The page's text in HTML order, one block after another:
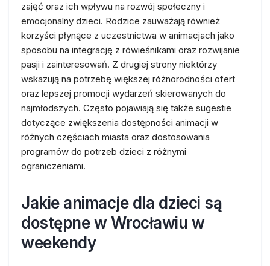
zajęć oraz ich wpływu na rozwój społeczny i
emocjonalny dzieci. Rodzice zauważają również
korzyści płynące z uczestnictwa w animacjach jako
sposobu na integrację z rówieśnikami oraz rozwijanie
pasji i zainteresowań. Z drugiej strony niektórzy
wskazują na potrzebę większej różnorodności ofert
oraz lepszej promocji wydarzeń skierowanych do
najmłodszych. Często pojawiają się także sugestie
dotyczące zwiększenia dostępności animacji w
różnych częściach miasta oraz dostosowania
programów do potrzeb dzieci z różnymi
ograniczeniami.
Jakie animacje dla dzieci są
dostępne w Wrocławiu w
weekendy